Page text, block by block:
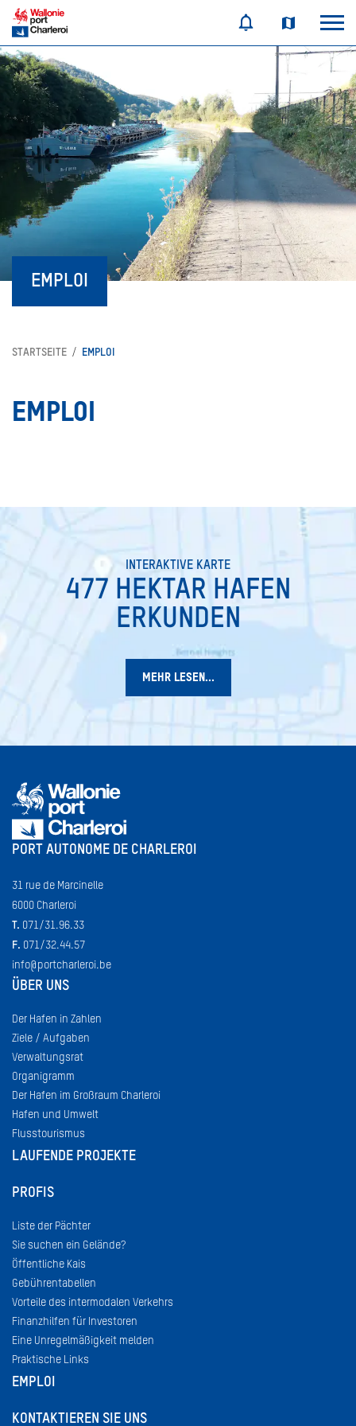
EMPLOI
STARTSEITE EMPLOI
EMPLOI
INTERAKTIVE KARTE
477 HEKTAR HAFEN
ERKUNDEN
MEHR LESEN...
PORT AUTONOME DE CHARLEROI
31 rue de Marcinelle
6000 Charleroi
T. 071/31.96.33
F. 071/32.44.57
info@portcharleroi.be
ÜBER UNS
Der Hafen in Zahlen
Ziele / Aufgaben
Verwaltungsrat
Organigramm
Der Hafen im Großraum Charleroi
Hafen und Umwelt
Flusstourismus
LAUFENDE PROJEKTE
PROFIS
Liste der Pächter
Sie suchen ein Gelände?
Öffentliche Kais
Gebührentabellen
Vorteile des intermodalen Verkehrs
Finanzhilfen für Investoren
Eine Unregelmäßigkeit melden
Praktische Links
EMPLOI
KONTAKTIEREN SIE UNS